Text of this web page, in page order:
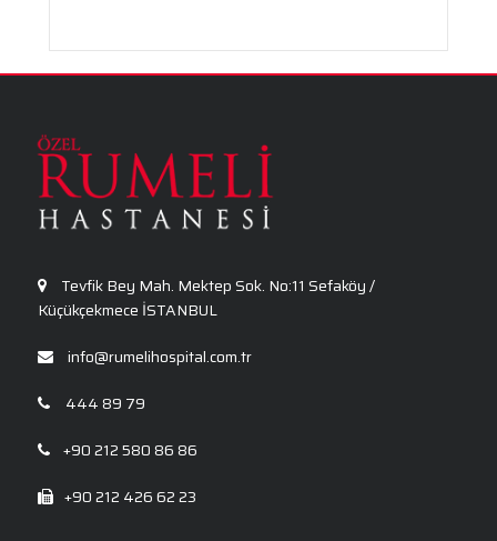
Aronya Faydaları Nelerdir?
Kalp Ritim Bozukluğu
Anksiyete Bozukluğu: Belirtiler, Nedenler, Tanı
ve Etkili Tedavi Seçenekleri
Tevfik Bey Mah. Mektep Sok. No:11 Sefaköy /
Küçükçekmece İSTANBUL
info@rumelihospital.com.tr
444 89 79
+90 212 580 86 86
+90 212 426 62 23